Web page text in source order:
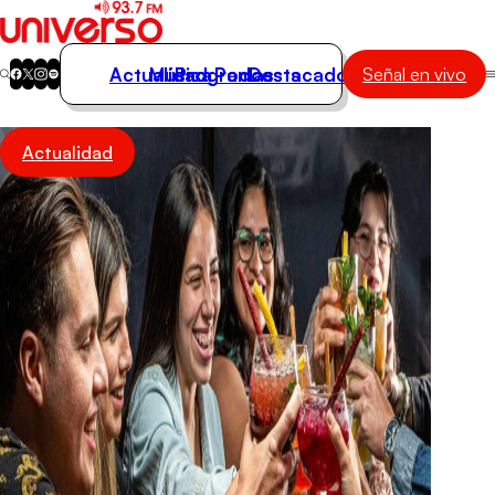
Actualidad
Música
Programas
Podcasts
Destacados
Actualidad
Música
Programas
Podcasts
Destacados Señal en vivo
Actualidad